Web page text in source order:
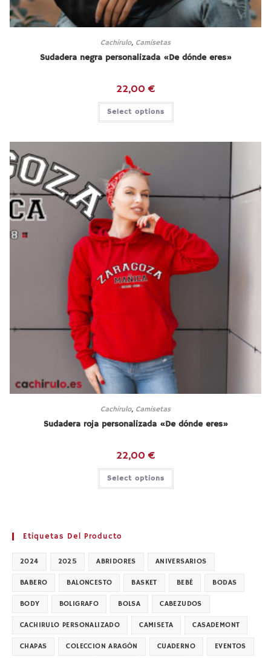
Cachirulo, Camisetas
Sudadera negra personalizada «De dónde eres»
22,00 €
Select options
Cachirulo, Camisetas
Sudadera roja personalizada «De dónde eres»
22,00 €
Select options
Etiquetas Del Producto
2024 2025 ABRIDORES ANIVERSARIOS
BABERO BALONCESTO BASKET BEBÉ BODAS
BODY BOLIGRAFO BOLSA CABEZUDOS
CACHIRULO PERSONALIZADO CAMISETA CASADEMONT
CHAPAS COLECCION ARAGÓN CUADERNO EVENTOS